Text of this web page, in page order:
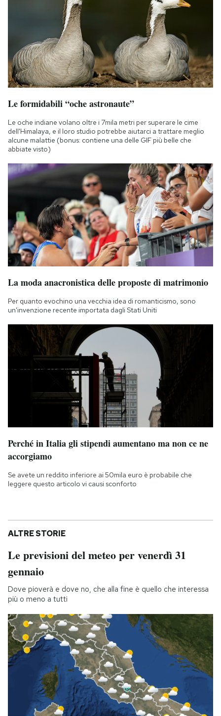
Le formidabili “oche astronaute”
Le oche indiane volano oltre i 7mila metri per superare le cime
dell'Himalaya, e il loro studio potrebbe aiutarci a trattare meglio
alcune malattie (bonus: contiene una delle GIF più belle che
abbiate visto)
La moda anacronistica delle proposte di matrimonio
Per quanto evochino una vecchia idea di romanticismo, sono
un'invenzione recente importata dagli Stati Uniti
Perché in Italia gli stipendi aumentano ma non ce ne
accorgiamo
Se avete un reddito inferiore ai 50mila euro è probabile che
leggere questo articolo vi causi sconforto
ALTRE STORIE
Le previsioni del meteo per venerdì 31
gennaio
Dove pioverà e dove no, che alla fine è quello che interessa
più o meno a tutti